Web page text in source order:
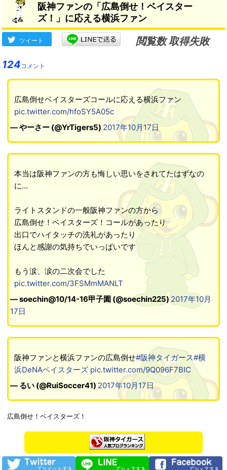
なかったんですかって」→
阪神ファンの「広島倒せ！ベイスター
ズ！」に応える横浜ファン
ツイート
閲覧数 取得失敗
124コメント
広島倒せベイスターズコールに応える横浜ファン
pic.twitter.com/hfoSY5A05c
— やーさー (@YrTigers5) 2017年10月17日
本当は阪神ファンの方も悔しい思いをされてたはずなの
に…
ライトスタンドの一般阪神ファンの方から
広島倒せ！ベイスターズ！コールがあったり
出口でハイタッチの洗礼があったり
ほんと感謝の気持ちでいっぱいです
もう涙、涙の二次会でした
pic.twitter.com/3FSMmMANLT
— soechin@10/14-16甲子園 (@soechin225) 2017年10月
17日
阪神ファンと横浜ファンの広島倒せ#阪神タイガース#横
浜DeNAベイスターズ pic.twitter.com/9Q096F7BIC
— るい (@RuiSoccer41) 2017年10月17日
広島倒せ！ベイスターズ！